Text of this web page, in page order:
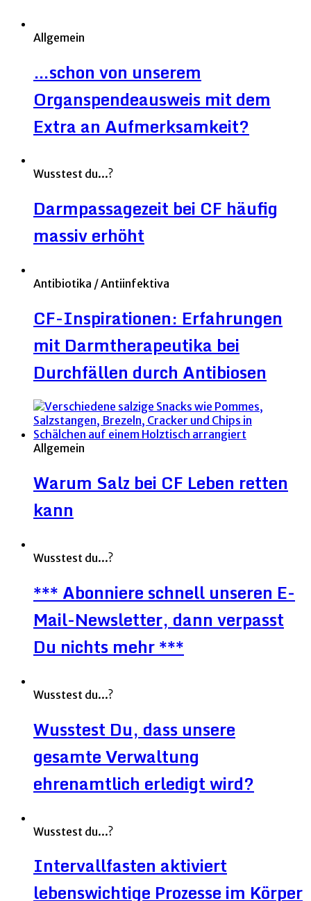
Allgemein
…schon von unserem
Organspendeausweis mit dem
Extra an Aufmerksamkeit?
Wusstest du...?
Darmpassagezeit bei CF häufig
massiv erhöht
Antibiotika / Antiinfektiva
CF-Inspirationen: Erfahrungen
mit Darmtherapeutika bei
Durchfällen durch Antibiosen
Allgemein
Warum Salz bei CF Leben retten
kann
Wusstest du...?
*** Abonniere schnell unseren E-
Mail-Newsletter, dann verpasst
Du nichts mehr ***
Wusstest du...?
Wusstest Du, dass unsere
gesamte Verwaltung
ehrenamtlich erledigt wird?
Wusstest du...?
Intervallfasten aktiviert
lebenswichtige Prozesse im Körper